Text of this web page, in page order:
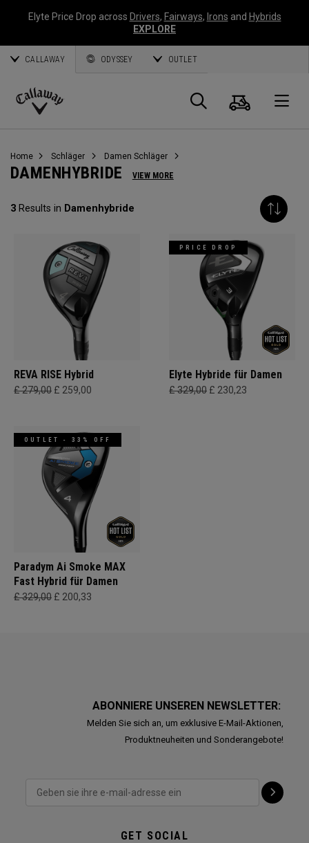
Elyte Price Drop across Drivers, Fairways, Irons and Hybrids
EXPLORE
CALLAWAY ODYSSEY OUTLET
Callaway
Suche
Home Schläger Damen Schläger
DAMENHYBRIDE VIEW MORE
3 Results in Damenhybride
REVA RISE Hybrid
£ 279,00 £ 259,00
PRICE DROP
Elyte Hybride für Damen
£ 329,00 £ 230,23
OUTLET - 33% OFF
Paradym Ai Smoke MAX
Fast Hybrid für Damen
£ 329,00 £ 200,33
ABONNIERE UNSEREN NEWSLETTER:
Melden Sie sich an, um exklusive E-Mail-Aktionen,
Produktneuheiten und Sonderangebote!
GET SOCIAL